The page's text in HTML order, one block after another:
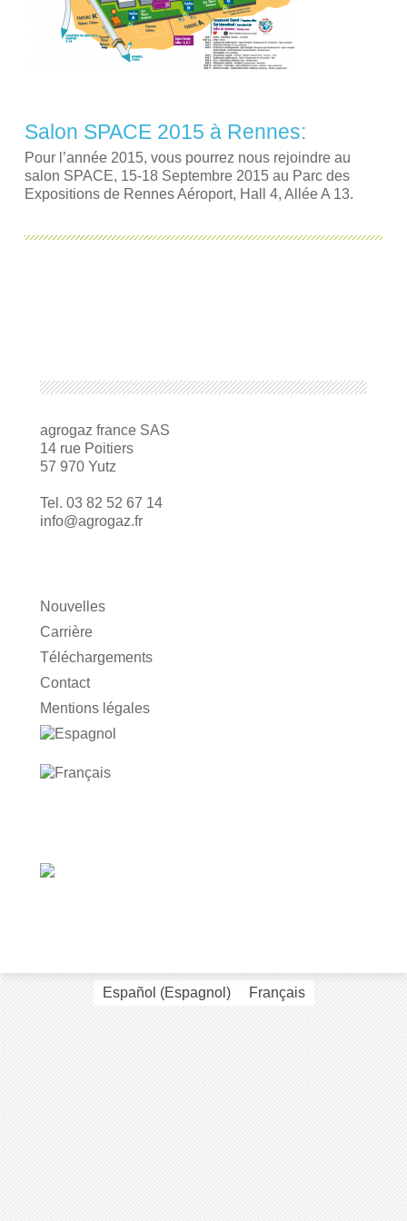
Salon SPACE 2015 à Rennes:
Pour l’année 2015, vous pourrez nous rejoindre au
salon SPACE, 15-18 Septembre 2015 au Parc des
Expositions de Rennes Aéroport, Hall 4, Allée A 13.
agrogaz france SAS
14 rue Poitiers
57 970 Yutz
Tel. 03 82 52 67 14
info@agrogaz.fr
Nouvelles
Carrière
Téléchargements
Contact
Mentions légales
Español (Espagnol ) Français